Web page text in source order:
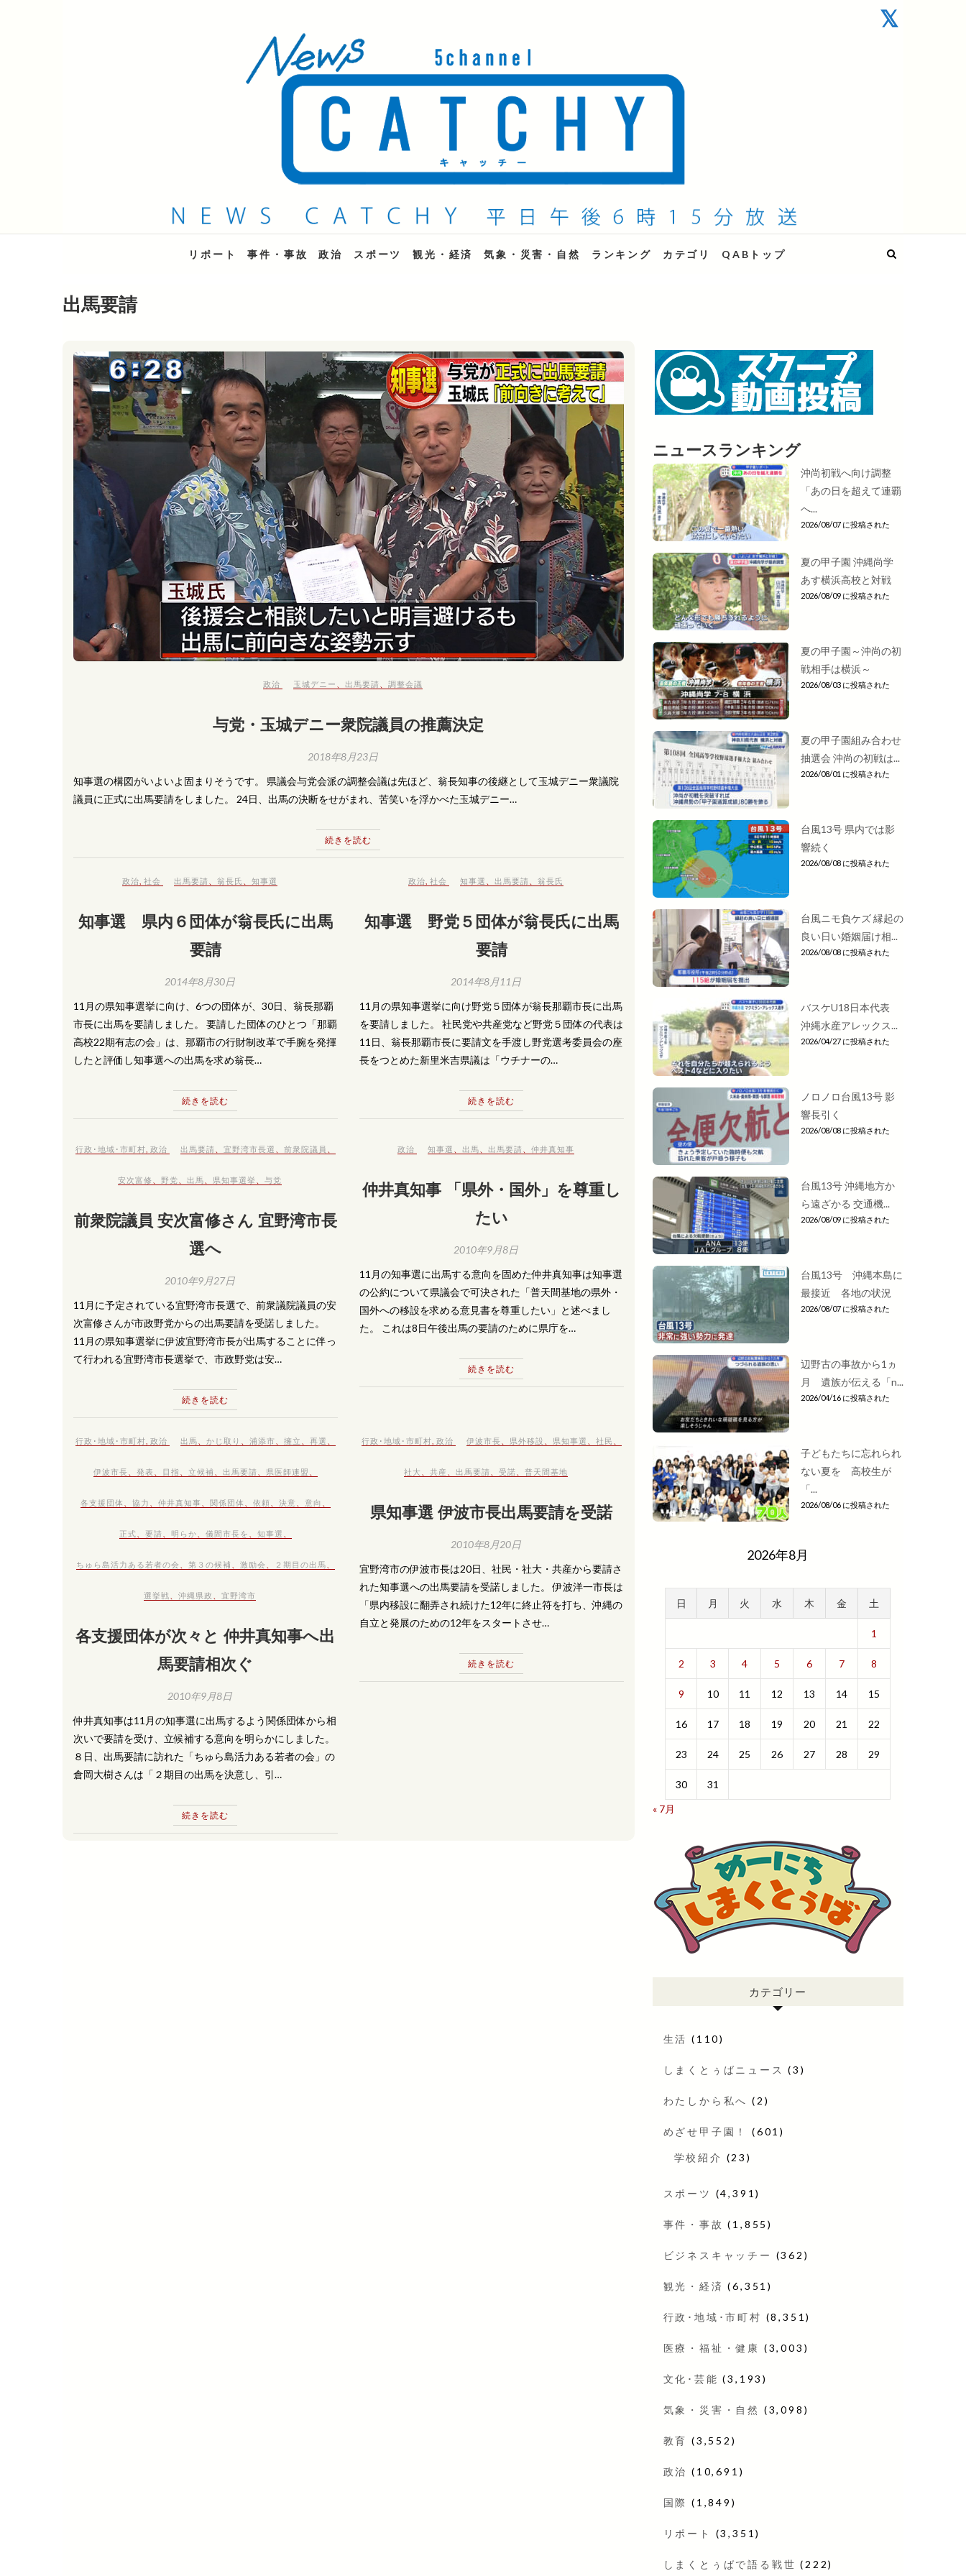
QAB NEWS Headline
キャッチー 月曜〜金曜 午後6時15分放送
リポート 事件・事故 政治 スポーツ 観光・経済 気象・災害・自然 ランキング カテゴリ QABトップ
出馬要請
政治 玉城デニー 、出馬要請 、調整会議
与党・玉城デニー衆院議員の推薦決定
2018年8月23日
知事選の構図がいよいよ固まりそうです。 県議会与党会派の調整会議は先ほど、翁長知事の後継として玉城デニー衆議院
議員に正式に出馬要請をしました。 24日、出馬の決断をせがまれ、苦笑いを浮かべた玉城デニー…
続きを読む
政治 ,社会 出馬要請 、翁長氏 、知事選
知事選 県内６団体が翁長氏に出馬
要請
2014年8月30日
11月の県知事選挙に向け、6つの団体が、30日、翁長那覇
市長に出馬を要請しました。 要請した団体のひとつ「那覇
高校22期有志の会」は、那覇市の行財制改革で手腕を発揮
したと評価し知事選への出馬を求め翁長…
続きを読む
政治 ,社会 知事選 、出馬要請 、翁長氏
知事選 野党５団体が翁長氏に出馬
要請
2014年8月11日
11月の県知事選挙に向け野党５団体が翁長那覇市長に出馬
を要請しました。 社民党や共産党など野党５団体の代表は
11日、翁長那覇市長に要請文を手渡し野党選考委員会の座
長をつとめた新里米吉県議は「ウチナーの…
続きを読む
行政･地域･市町村 政治 出馬要請 宜野湾市長選 前衆院議員
安次富修 野党 、出馬 県知事選挙 、与党
前衆院議員 安次富修さん 宜野湾市長
選へ
2010年9月27日
11月に予定されている宜野湾市長選で、前衆議院議員の安
次富修さんが市政野党からの出馬要請を受諾しました。
11月の県知事選挙に伊波宜野湾市長が出馬することに伴っ
て行われる宜野湾市長選挙で、市政野党は安…
続きを読む
政治 知事選 、出馬 、出馬要請 、仲井真知事
仲井真知事 「県外・国外」を尊重し
たい
2010年9月8日
11月の知事選に出馬する意向を固めた仲井真知事は知事選
の公約について県議会で可決された「普天間基地の県外・
国外への移設を求める意見書を尊重したい」と述べまし
た。 これは8日午後出馬の要請のために県庁を…
続きを読む
行政･地域･市町村 政治 出馬 かじ取り 浦添市 擁立 再選
伊波市長 発表 目指 立候補 出馬要請 県医師連盟
各支援団体 協力 仲井真知事 関係団体 依頼 決意 意向
正式 要請 明らか 儀間市長を 知事選
ちゅら島活力ある若者の会 第３の候補 激励会 ２期目の出馬
選挙戦 、沖縄県政 、宜野湾市
各支援団体が次々と 仲井真知事へ出
馬要請相次ぐ
2010年9月8日
仲井真知事は11月の知事選に出馬するよう関係団体から相
次いで要請を受け、立候補する意向を明らかにしました。
８日、出馬要請に訪れた「ちゅら島活力ある若者の会」の
倉岡大樹さんは「２期目の出馬を決意し、引…
続きを読む
行政･地域･市町村 政治 伊波市長 県外移設 県知事選 社民
社大 、共産 、出馬要請 、受諾 、普天間基地
県知事選 伊波市長出馬要請を受諾
2010年8月20日
宜野湾市の伊波市長は20日、社民・社大・共産から要請さ
れた知事選への出馬要請を受諾しました。 伊波洋一市長は
「県内移設に翻弄され続けた12年に終止符を打ち、沖縄の
自立と発展のための12年をスタートさせ…
続きを読む
ニュースランキング
沖尚初戦へ向け調整
「あの日を超えて連覇
へ...
2026/08/07 に投稿された
夏の甲子園 沖縄尚学
あす横浜高校と対戦
2026/08/09 に投稿された
夏の甲子園～沖尚の初
戦相手は横浜～
2026/08/03 に投稿された
夏の甲子園組み合わせ
抽選会 沖尚の初戦は...
2026/08/01 に投稿された
台風13号 県内では影
響続く
2026/08/08 に投稿された
台風ニモ負ケズ 縁起の
良い日い婚姻届け相...
2026/08/08 に投稿された
バスケU18日本代表
沖縄水産アレックス...
2026/04/27 に投稿された
ノロノロ台風13号 影
響長引く
2026/08/08 に投稿された
台風13号 沖縄地方か
ら遠ざかる 交通機...
2026/08/09 に投稿された
台風13号 沖縄本島に
最接近 各地の状況
2026/08/07 に投稿された
辺野古の事故から1ヵ
月 遺族が伝える「n...
2026/04/16 に投稿された
子どもたちに忘れられ
ない夏を 高校生が
「...
2026/08/06 に投稿された
2026年8月
日 月 火 水 木 金 土
1
2 3 4 5 6 7 8
9 10 11 12 13 14 15
16 17 18 19 20 21 22
23 24 25 26 27 28 29
30
31
« 7月
カテゴリー
生活 (110)
しまくとぅばニュース (3)
わたしから私へ (2)
めざせ甲子園！ (601)
学校紹介 (23)
スポーツ (4,391)
事件・事故 (1,855)
ビジネスキャッチー (362)
観光・経済 (6,351)
行政･地域･市町村 (8,351)
医療・福祉・健康 (3,003)
文化･芸能 (3,193)
気象・災害・自然 (3,098)
教育 (3,552)
政治 (10,691)
国際 (1,849)
リポート (3,351)
しまくとぅばで語る戦世 (222)